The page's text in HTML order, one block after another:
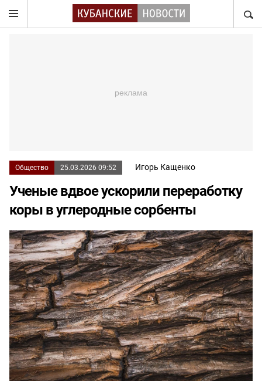
Общество 25.03.2026 09:52 Игорь Кащенко
Ученые вдвое ускорили переработку
коры в углеродные сорбенты